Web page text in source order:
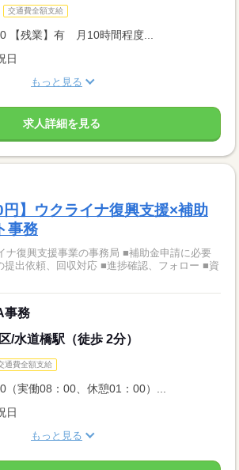
交通費全額支給
【残業】有 月10時間程度...
日
もっと見る
求人詳細を見る
円】ウクライナ復興支援×補助
事務
ナ復興支援事業の事務局 ■補助金申請に必要
提出依頼、回収対応 ■進捗確認、フォロー ■資
事務
/水道橋駅（徒歩 2分）
通費全額支給
（実働08：00、休憩01：00）...
日
もっと見る